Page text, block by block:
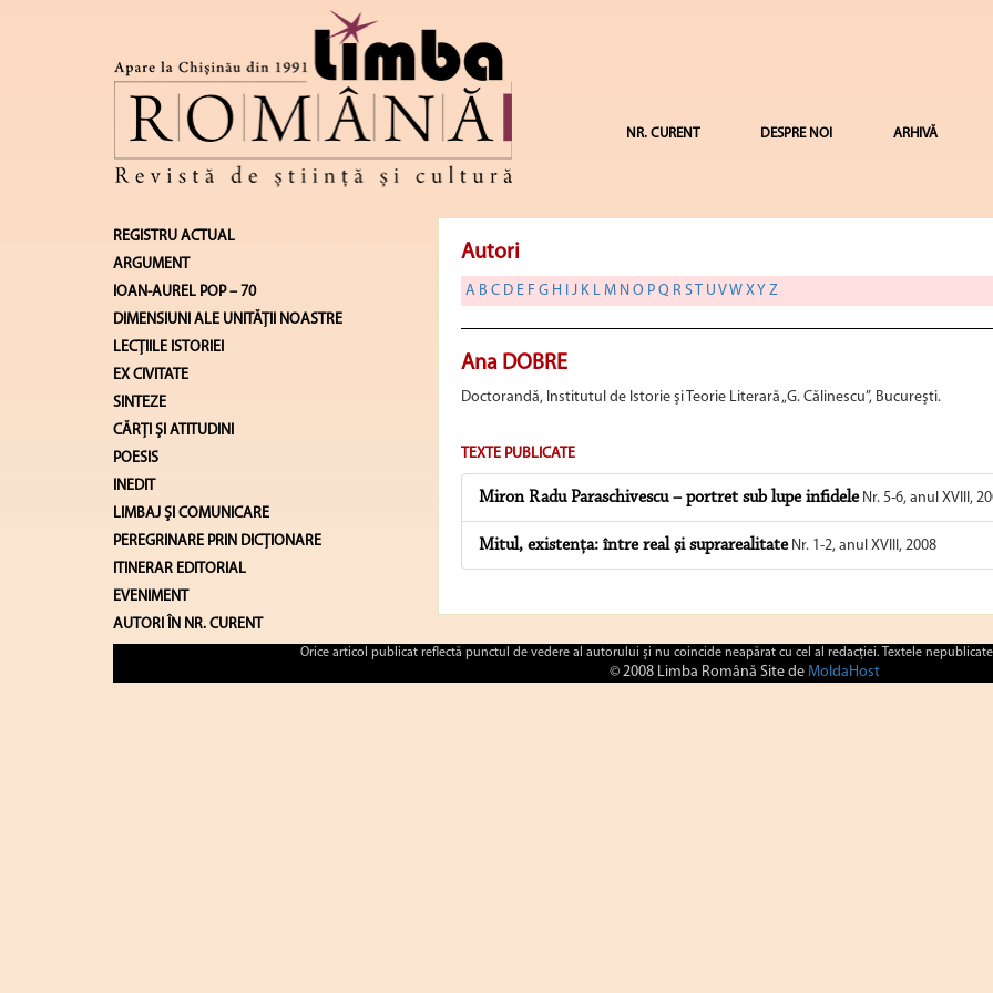
NR. CURENT DESPRE NOI ARHIVĂ
REGISTRU ACTUAL
ARGUMENT
IOAN-AUREL POP – 70
DIMENSIUNI ALE UNITĂŢII NOASTRE
LECŢIILE ISTORIEI
EX CIVITATE
SINTEZE
CĂRŢI ŞI ATITUDINI
POESIS
INEDIT
LIMBAJ ŞI COMUNICARE
PEREGRINARE PRIN DICȚIONARE
ITINERAR EDITORIAL
EVENIMENT
AUTORI ÎN NR. CURENT
Autori
A B C D E F G H J K L M N O P Q R ST U VW XY Z
Ana DOBRE
Doctorandă, Institutul de Istorie şi Teorie Literară „G. Călinescu”, Bucureşti.
TEXTE PUBLICATE
Miron Radu Paraschivescu – portret sub lupe infideleNr. 5-6, anul XVIII,
Mitul, existenţa: între real şi suprarealitateNr. 1-2, anul XVIII, 2008
Orice articol publicat reflectă punctul de vedere al autorului şi nu coincide neapărat cu cel al redacţiei. Textele
© 2008 Limba Română Site de MoldaHost